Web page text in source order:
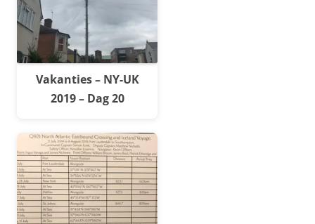
Vakanties – NY-UK
2019 – Dag 20